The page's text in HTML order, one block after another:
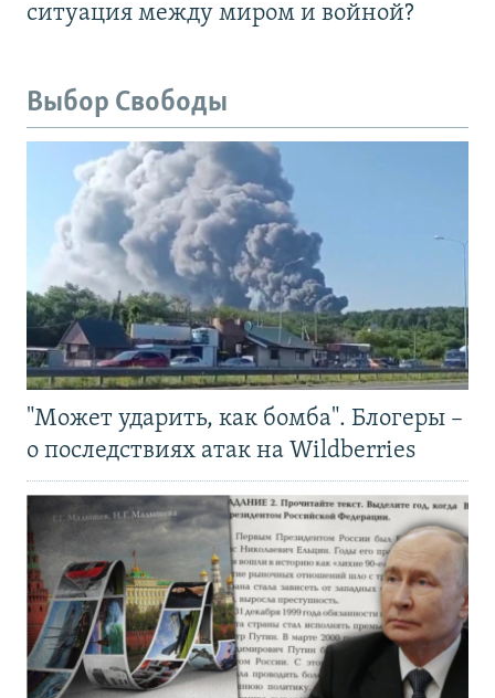
ситуация между миром и войной?
Выбор Свободы
"Может ударить, как бомба". Блогеры –
о последствиях атак на Wildberries